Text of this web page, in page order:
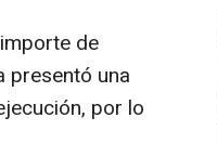
de
presentó una
por lo